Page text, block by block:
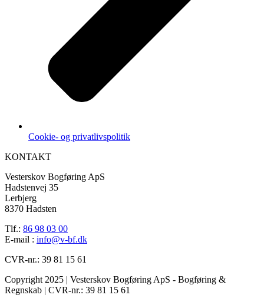
Cookie- og privatlivspolitik
KONTAKT
Vesterskov Bogføring ApS
Hadstenvej 35
Lerbjerg
8370 Hadsten
Tlf.: 86 98 03 00
E-mail : info@v-bf.dk
CVR-nr.: 39 81 15 61
Copyright 2025 | Vesterskov Bogføring ApS - Bogføring &
Regnskab | CVR-nr.: 39 81 15 61